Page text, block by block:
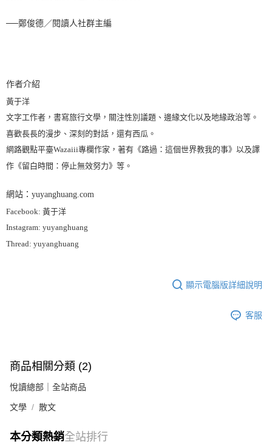
──鄭俊德／閱讀人社群主編
作者介紹
黃于洋
文字工作者，書寫旅行文學，關注性別議題、邊緣文化以及地緣政治等。
喜歡長長的漫步、深刻的對話，還有西瓜。
網路觀點平臺Wazaiii專欄作家，著有《路過：這個世界教我的事》以及譯
作《留白時間：停止無效努力》等。
網站：yuyanghuang.com
Facebook: 黃于洋
Instagram: yuyanghuang
Thread: yuyanghuang
顯示電腦版詳細說明
客服
商品相關分類 (2)
悅讀總部｜全站商品
文學 散文
本分類熱銷全站排行